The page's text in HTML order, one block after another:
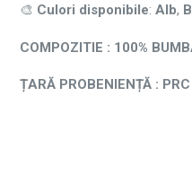
🎨 Culori disponibile: Alb,
COMPOZITIE : 100%
ȚARĂ PROBENIENȚĂ : PRC